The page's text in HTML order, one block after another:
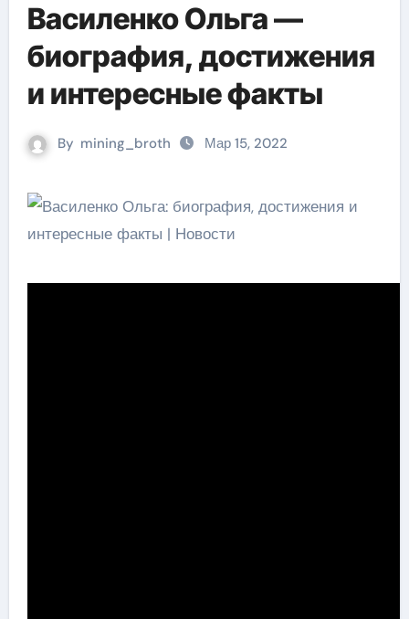
Василенко Ольга —
биография, достижения
и интересные факты
By mining_broth Мар 15, 2022